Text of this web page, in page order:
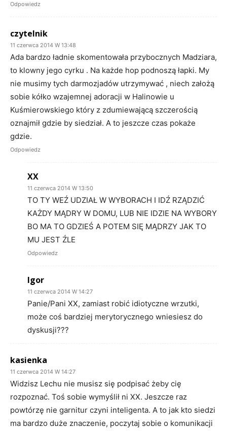
Odpowiedz
czytelnik
11 czerwca 2014 W 13:48
Ada bardzo ładnie skomentowała przybocznych Madziara,
to klowny jego cyrku . Na każde hop podnoszą łapki. My
nie musimy tych darmozjadów utrzymywać , niech założą
sobie kółko wzajemnej adoracji w Halinowie u
Kuśmierowskiego który z zdumiewającą szczerością
oznajmił gdzie by siedział. A to jeszcze czas pokaże
gdzie.
Odpowiedz
XX
11 czerwca 2014 W 13:50
TO TY WEŹ UDZIAŁ W WYBORACH I IDŹ RZĄDZIĆ
KAŻDY MĄDRY W DOMU, LUB NIE IDZIE NA WYBORY
BO MA TO GDZIEŚ A POTEM SIĘ MĄDRZY JAK TO
MU JEST ŹLE
Odpowiedz
Igor
11 czerwca 2014 W 14:27
Panie/Pani XX, zamiast robić idiotyczne wrzutki,
może coś bardziej merytorycznego wniesiesz do
dyskusji???
kasienka
11 czerwca 2014 W 14:27
Widzisz Lechu nie musisz się podpisać żeby cię
rozpoznać. Toś sobie wymyślił ni XX. Jeszcze raz
powtórzę nie garnitur czyni inteligenta. A to jak kto siedzi
ma bardzo duże znaczenie, poczytaj sobie o komunikacji